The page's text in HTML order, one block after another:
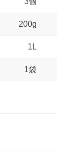
200g
1L
1袋